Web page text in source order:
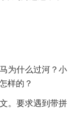
为什么过河？小
样的？
。要求遇到带拼